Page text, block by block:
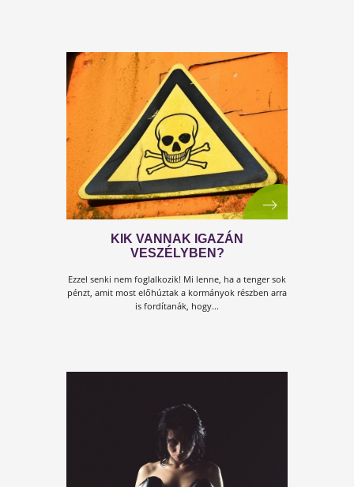
Gondold te tovább…
Ki mit mond? Következtetés! Megoldás…
MENEKÜLÉS ELŐRE!
Beleülnél egy autóba úgy, hogy még sohasem
vezettél? Kezelnél egy darut úgy, hogy soha senki
nem tanított meg rá? Bele kezdenél egy...